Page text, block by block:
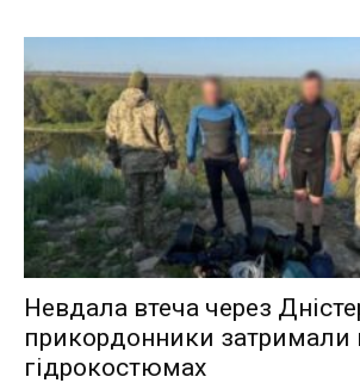
Невдала втеча через
прикордонники затримали
гідрокостюмах